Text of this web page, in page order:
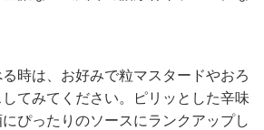
時は、お好みで粒マスタードやおろ
てみてください。ピリッとした辛味
ぴったりのソースにランクアップし